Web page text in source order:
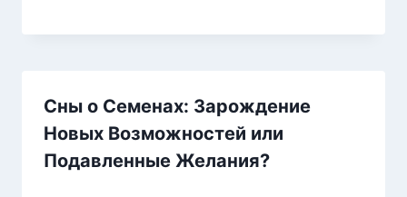
Сны о Семенах: Зарождение
Новых Возможностей или
Подавленные Желания?